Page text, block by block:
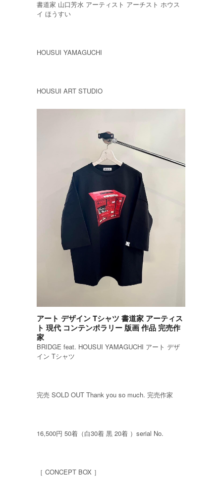
書道家 山口芳水 アーティスト アーチスト ホウス
イ ほうすい
HOUSUI YAMAGUCHI
HOUSUI ART STUDIO
アート デザイン Tシャツ 書道家 アーティス
ト 現代 コンテンポラリー 版画 作品 完売作
家
BRIDGE feat. HOUSUI YAMAGUCHI アート デザ
イン Tシャツ
完売 SOLD OUT Thank you so much. 完売作家
16,500円 50着（白30着 黒 20着 ）serial No.
［ CONCEPT BOX ］